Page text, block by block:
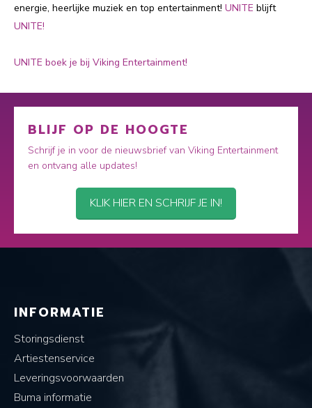
energie, heerlijke muziek en top entertainment! UNITE blijft
UNITE!
UNITE boek je bij Viking Entertainment!
BLIJF OP DE HOOGTE
Schrijf je in voor de nieuwsbrief van Viking Entertainment
en ontvang alle updates!
KLIK HIER EN SCHRIJF JE IN!
INFORMATIE
Storingsdienst
Artiestenservice
Leveringsvoorwaarden
Buma informatie